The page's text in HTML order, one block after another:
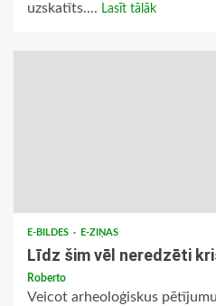
uzskatīts.... Lasīt tālāk
E-BILDES E-ZIŅAS
Līdz šim vēl neredzēti
Roberto
Veicot arheoloģiskus